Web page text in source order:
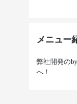
メニュー
弊社開発の
へ！